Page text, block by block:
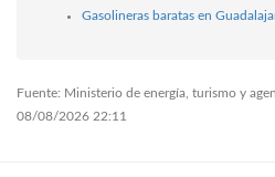
Gasolineras baratas en
Fuente: Ministerio de energía, turismo y
08/08/2026 22:11